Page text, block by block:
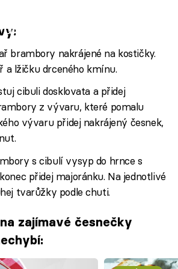
to fetch
brambory nakrájené na kostičky.
a lžičku drceného kmínu.
cibuli dosklovata a přidej
z vývaru, které pomalu
vývaru přidej nakrájený česnek,
s cibulí vysyp do hrnce s
přidej majoránku. Na jednotlivé
tvarůžky podle chuti.
zajímavé česnečky